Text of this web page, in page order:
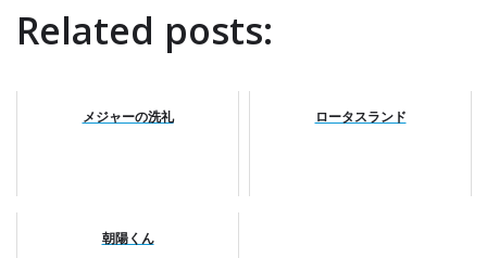
Related posts:
メジャーの洗礼 ロータスランド
朝陽くん